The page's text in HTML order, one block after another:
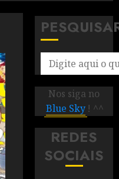
Nos siga no
Blue Sky ! ^^
REDES
SOCIAIS